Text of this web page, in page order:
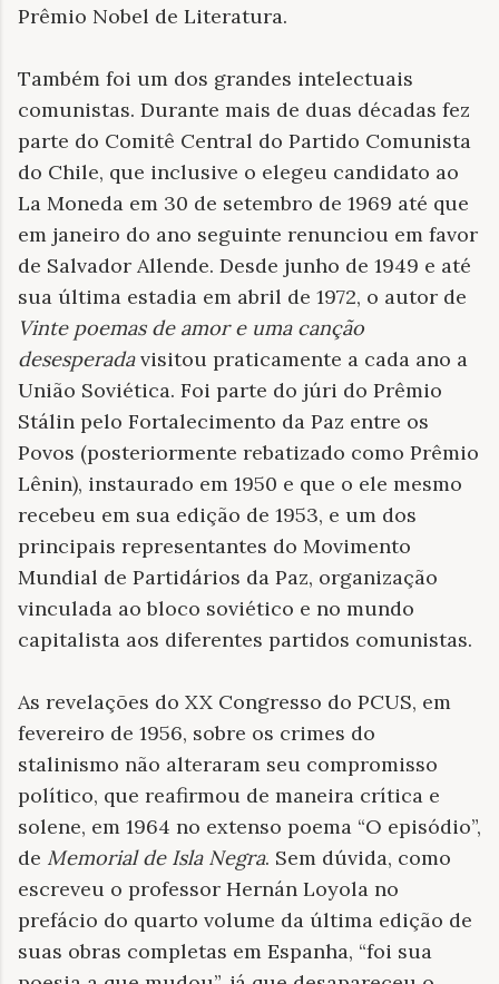
Prêmio Nobel de Literatura.
Também foi um dos grandes intelectuais
comunistas. Durante mais de duas décadas fez
parte do Comitê Central do Partido Comunista
do Chile, que inclusive o elegeu candidato ao
La Moneda em 30 de setembro de 1969 até que
em janeiro do ano seguinte renunciou em favor
de Salvador Allende. Desde junho de 1949 e até
sua última estadia em abril de 1972, o autor de
Vinte poemas de amor e uma canção
desesperadavisitou praticamente a cada ano a
União Soviética. Foi parte do júri do Prêmio
Stálin pelo Fortalecimento da Paz entre os
Povos (posteriormente rebatizado como Prêmio
Lênin), instaurado em 1950 e que o ele mesmo
recebeu em sua edição de 1953, e um dos
principais representantes do Movimento
Mundial de Partidários da Paz, organização
vinculada ao bloco soviético e no mundo
capitalista aos diferentes partidos comunistas.
As revelações do XX Congresso do PCUS, em
fevereiro de 1956, sobre os crimes do
stalinismo não alteraram seu compromisso
político, que reafirmou de maneira crítica e
solene, em 1964 no extenso poema “O episódio”,
de Memorial de Isla Negra. Sem dúvida, como
escreveu o professor Hernán Loyola no
prefácio do quarto volume da última edição de
suas obras completas em Espanha, “foi sua